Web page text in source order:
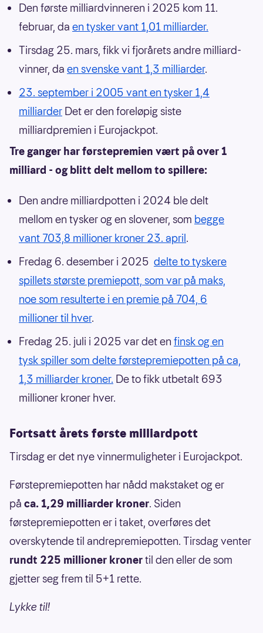
Den første milliardvinneren i 2025 kom 11.
februar, da en tysker vant 1,01 milliarder.
Tirsdag 25. mars, fikk vi fjorårets andre milliard-
vinner, da en svenske vant 1,3 milliarder.
23. september i 2005 vant en tysker 1,4
milliarder Det er den foreløpig siste
milliardpremien i Eurojackpot.
Tre ganger har førstepremien vært på over 1
milliard - og blitt delt mellom to spillere:
Den andre milliardpotten i 2024 ble delt
mellom en tysker og en slovener, som begge
vant 703,8 millioner kroner 23. april.
Fredag 6. desember i 2025 delte to tyskere
spillets største premiepott, som var på maks,
noe som resulterte i en premie på 704, 6
millioner til hver.
Fredag 25. juli i 2025 var det en finsk og en
tysk spiller som delte førstepremiepotten på ca,
1,3 milliarder kroner. De to fikk utbetalt 693
millioner kroner hver.
Fortsatt årets første milliardpott
Tirsdag er det nye vinnermuligheter i Eurojackpot.
Førstepremiepotten har nådd makstaket og er
på ca. 1,29 milliarder kroner. Siden
førstepremiepotten er i taket, overføres det
overskytende til andrepremiepotten. Tirsdag venter
rundt 225 millioner kronertil den eller de som
gjetter seg frem til 5+1 rette.
Lykke til!